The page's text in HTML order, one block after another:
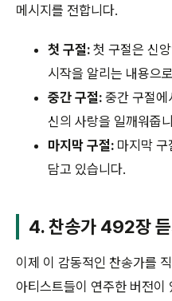
메시지를 전합니다.
첫 구절: 첫 구절은 신
시작을 알리는 내용으
중간 구절: 중간 구절에
신의 사랑을 일깨워줍
마지막 구절: 마지막
담고 있습니다.
4. 찬송가 492장 듣
이제 이 감동적인 찬송가를
아티스트들이 연주한 버전이